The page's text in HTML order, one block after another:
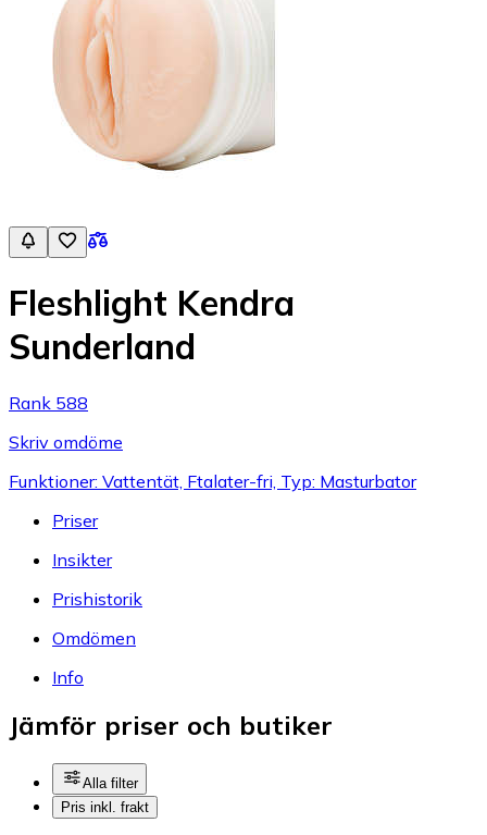
Fleshlight Kendra
Sunderland
Rank 588
Skriv omdöme
Funktioner: Vattentät, Ftalater-fri, Typ: Masturbator
Priser
Insikter
Prishistorik
Omdömen
Info
Jämför priser och butiker
Alla filter
Pris inkl. frakt